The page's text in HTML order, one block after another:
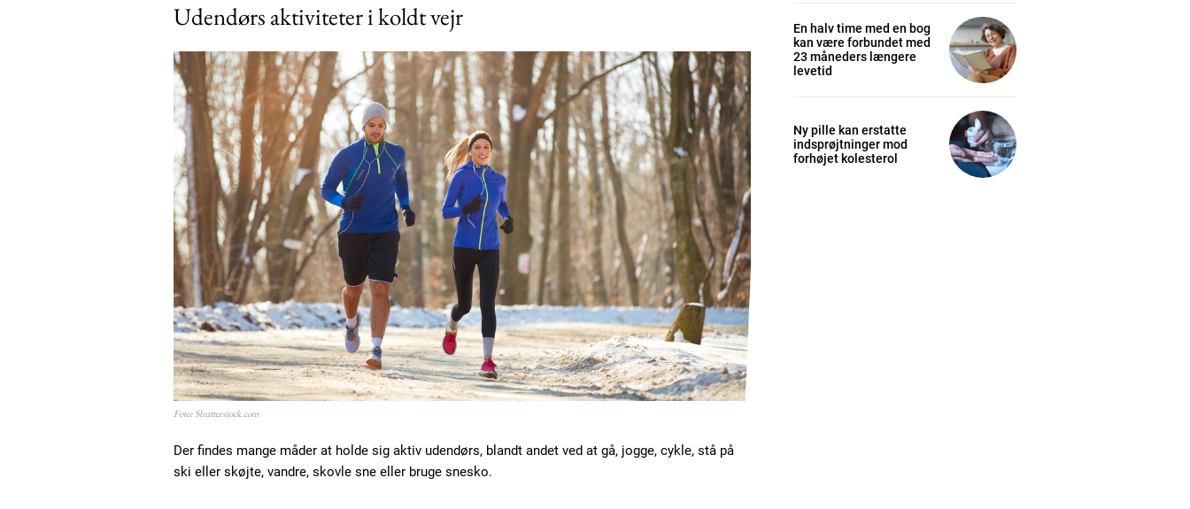
Udendørs aktiviteter i koldt vejr
Foto: Shutterstock.com
Der findes mange måder at holde sig aktiv udendørs, blandt andet ved at gå, jogge, cykle, stå på
ski eller skøjte, vandre, skovle sne eller bruge snesko.
En halv time med en bog
kan være forbundet med
23 måneders længere
levetid
Ny pille kan erstatte
indsprøjtninger mod
forhøjet kolesterol